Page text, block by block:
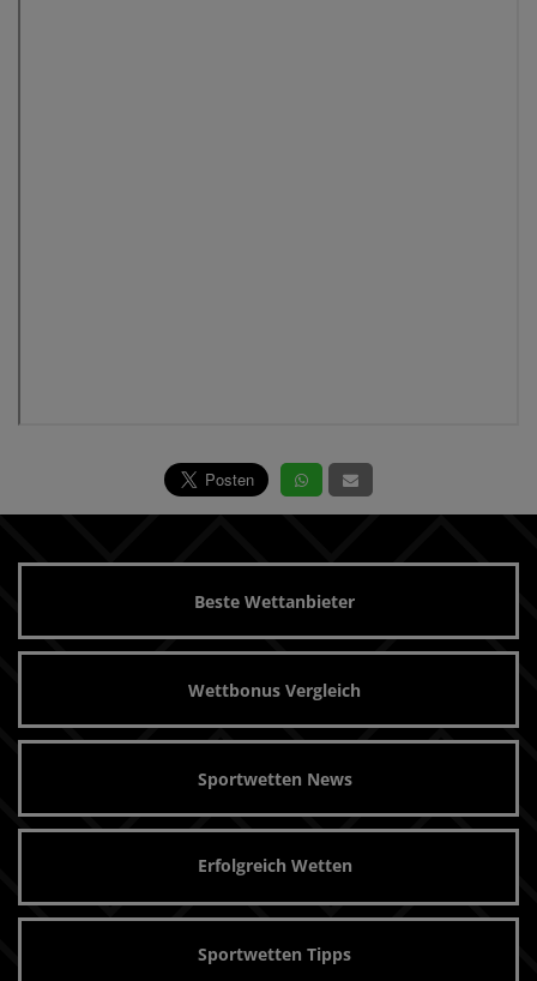
Beste Wettanbieter
Wettbonus Vergleich
Sportwetten News
Erfolgreich Wetten
Sportwetten Tipps